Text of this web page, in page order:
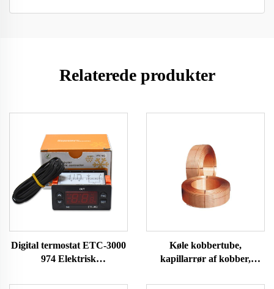
Relaterede produkter
Digital termostat ETC-3000
974 Elektrisk
husholdningskøleskab,
Køle kobbertube,
kapillarrør af kobber,
kobbertube